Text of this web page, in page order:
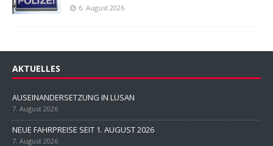
6. August 2026
AKTUELLES
AUSEINANDERSETZUNG IN LUSAN
7. August 2026
NEUE FAHRPREISE SEIT 1. AUGUST 2026
7. August 2026